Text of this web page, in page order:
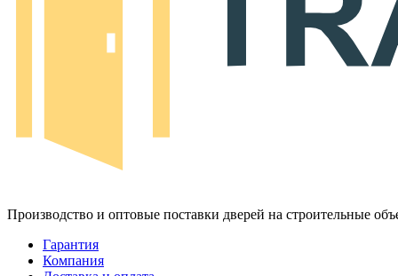
Производство и оптовые поставки дверей на строительные
Гарантия
Компания